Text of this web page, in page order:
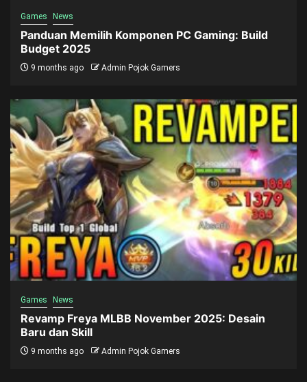
Games News
Panduan Memilih Komponen PC Gaming: Build
Budget 2025
9 months ago Admin Pojok Gamers
Games News
Revamp Freya MLBB November 2025: Desain
Baru dan Skill
9 months ago Admin Pojok Gamers